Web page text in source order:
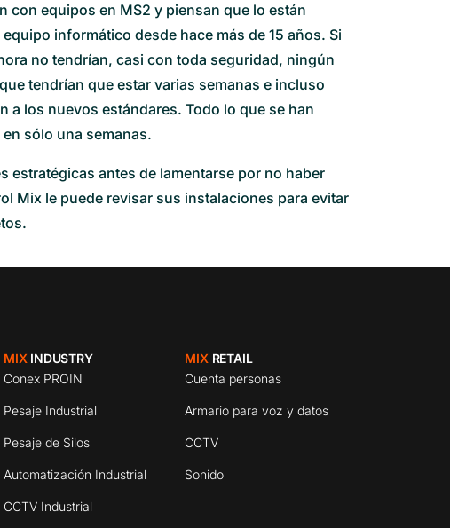
con equipos en MS2 y piensan que lo están
informático desde hace más de 15 años. Si
no tendrían, casi con toda seguridad, ningún
tendrían que estar varias semanas e incluso
a los nuevos estándares. Todo lo que se han
sólo una semanas.
estratégicas antes de lamentarse por no haber
Mix le puede revisar sus instalaciones para evitar
MIX INDUSTRY
Conex PROIN
Pesaje Industrial
Pesaje de Silos
Automatización Industrial
CCTV Industrial
MIX RETAIL
Cuenta personas
Armario para voz y datos
CCTV
Sonido